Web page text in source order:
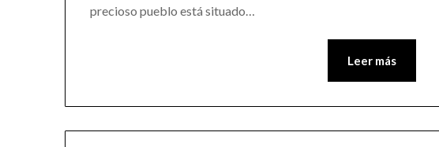
precioso pueblo está situado…
Leer más